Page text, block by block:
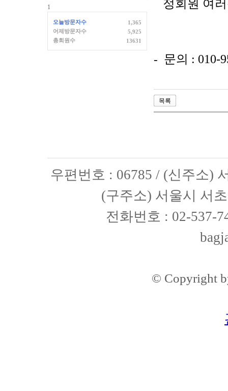
1
오늘방문자수
1,365
어제방문자수
5,925
총회원수
13631
정회원 여
- 문의 : 010-
목록
우편번호 : 06785 / (신주소)
(구주소) 서울시 서
전화번호 : 02-537-
© Copyright